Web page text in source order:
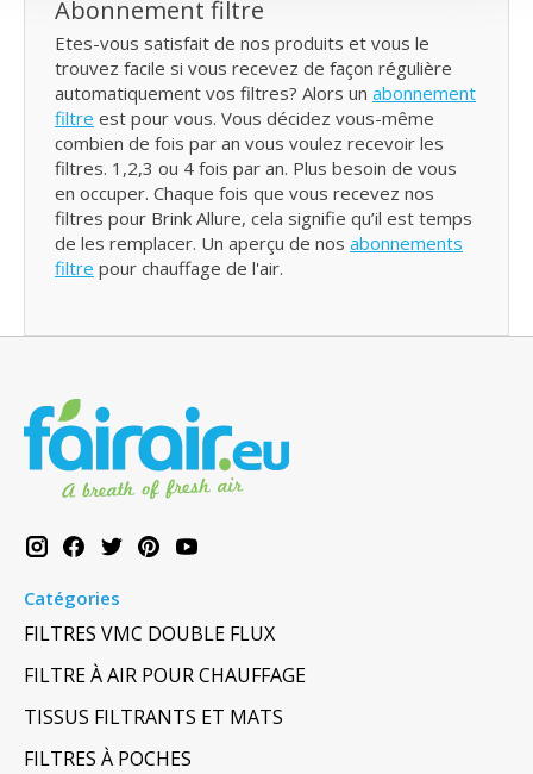
Abonnement filtre
Etes-vous satisfait de nos produits et vous le
trouvez facile si vous recevez de façon régulière
automatiquement vos filtres? Alors un abonnement
filtre est pour vous. Vous décidez vous-même
combien de fois par an vous voulez recevoir les
filtres. 1,2,3 ou 4 fois par an. Plus besoin de vous
en occuper. Chaque fois que vous recevez nos
filtres pour Brink Allure, cela signifie qu’il est temps
de les remplacer. Un aperçu de nos abonnements
filtre pour chauffage de l'air.
Catégories
FILTRES VMC DOUBLE FLUX
FILTRE À AIR POUR CHAUFFAGE
TISSUS FILTRANTS ET MATS
FILTRES À POCHES